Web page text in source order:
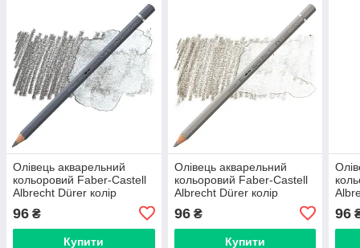
Олівець акварельний
кольоровий Faber-Castell
Albrecht Dürer колір
Gray IV) № 233, 117733
96 ₴
Купити
Олівець акварельний
кольоровий Faber-Castell
Albrecht Dürer колір
Gray III ) № 272, 117772
96₴
Купити
96